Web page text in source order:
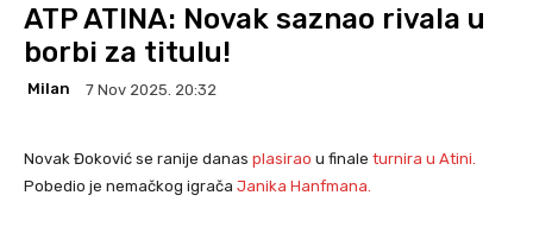
ATP ATINA: Novak saznao rivala u
borbi za titulu!
Milan 7 Nov 2025. 20:32
Novak Đoković se ranije danas plasirao u finale turnira u Atini.
Pobedio je nemačkog igrača Janika Hanfmana.